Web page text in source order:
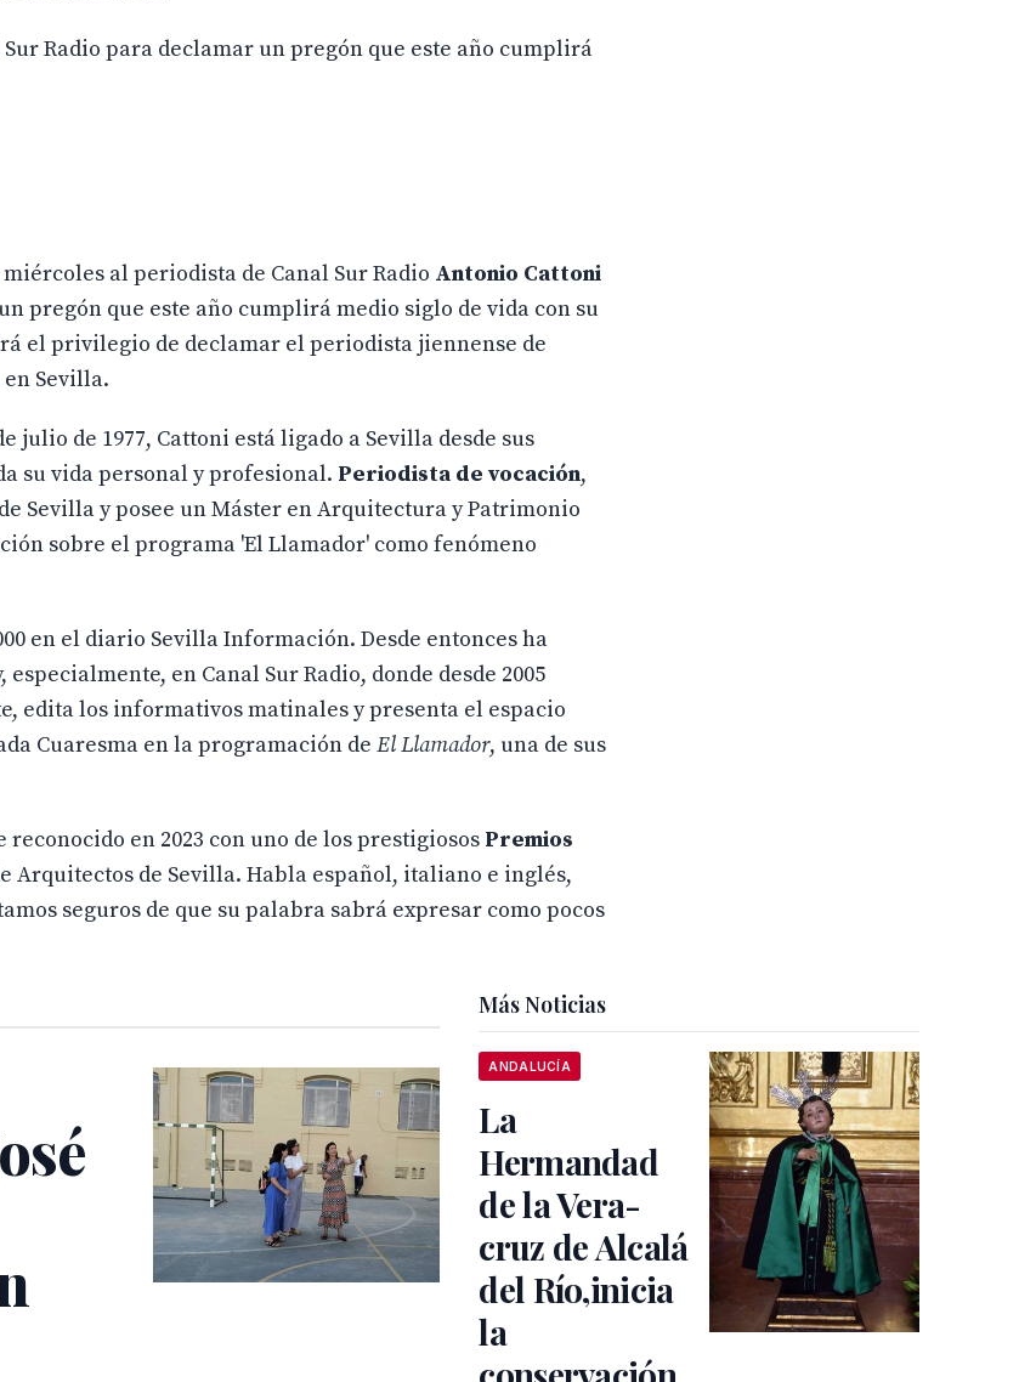
Radio para declamar un pregón que este año cumplirá
al periodista de Canal Sur Radio Antonio Cattoni
pregón que este año cumplirá medio siglo de vida con su
el privilegio de declamar el periodista jiennense de
Sevilla.
julio de 1977, Cattoni está ligado a Sevilla desde sus
su vida personal y profesional. Periodista de vocación,
Sevilla y posee un Máster en Arquitectura y Patrimonio
sobre el programa 'El Llamador' como fenómeno
en el diario Sevilla Información. Desde entonces ha
en Canal Sur Radio, donde desde 2005
edita los informativos matinales y presenta el espacio
Cuaresma en la programación de El Llamador, una de sus
en 2023 con uno de los prestigiosos Premios
Arquitectos de Sevilla. Habla español, italiano e inglés,
seguros de que su palabra sabrá expresar como pocos
Más Noticias
ANDALUCÍA
La
Hermandad
de la Vera-
cruz de Alcalá
del Río,inicia
la